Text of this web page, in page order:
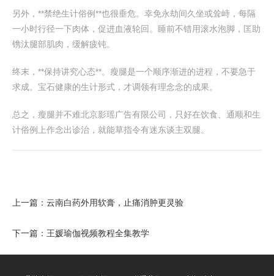
另外，**禁绝生计俗例**也很垂危。幸免永劫间久坐或耸峙，每隔
一小时行径一下肉体，促进血液轮回。睡前不错用滚水泡脚，匡助
镌汰腿部肌肉，缓解疲钝。
终末，**保持讲究心态**。瘦腿是一个顺序渐进的进程，不要急于
求成。宝石健康的生计形式，才调领有理念念的成果。
总之，瘦腿并不难北京影瑶广告有限公司，只好在饮食、通顺和生
计俗例上作念出诊治，就能草指令有迷东谈主双腿。
上一篇： 云南白药外用软膏，止痛消肿更灵验
下一篇： 王媛瑜伽视频教程全集教学